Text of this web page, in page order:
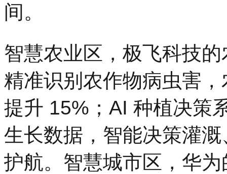
间。
智慧农业区，极飞科技
精准识别农作物病虫害
提升 15%；AI 种植决策
生长数据，智能决策灌
护航。智慧城市区，华